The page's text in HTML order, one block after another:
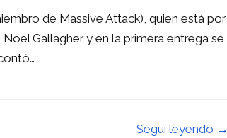
de Massive Attack), quien está por
Gallagher y en la primera entrega se
Seguí leyendo →